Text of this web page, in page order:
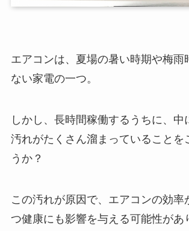
エアコンは、夏場の暑い時期や梅雨
ない家電の一つ。
しかし、長時間稼働するうちに、中
汚れがたくさん溜まっていることを
うか？
この汚れが原因で、エアコンの効率
つ健康にも影響を与える可能性があ